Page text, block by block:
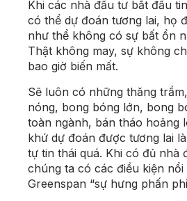
Khi các nhà đầu tư bắt đầu
có thể dự đoán tương lai, họ
như thể không có sự bất ổn
Thật không may, sự không
bao giờ biến mất.
Sẽ luôn có những thăng
nóng, bong bóng lớn, bong
toàn ngành, bán tháo hoảng
khứ dự đoán được tương lai
tự tin thái quá. Khi có đủ nhà
chúng ta có các điều kiện nổi
Greenspan “sự hưng phấn